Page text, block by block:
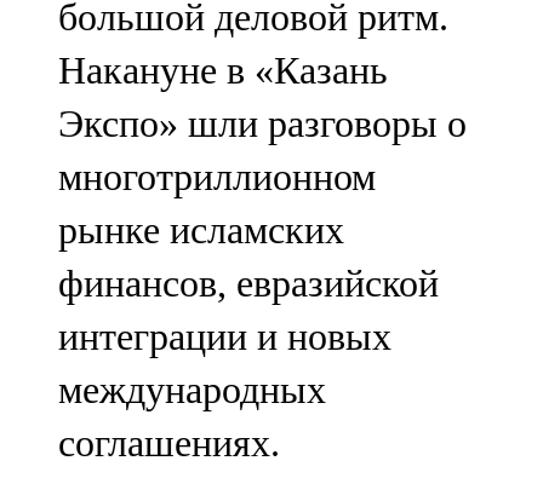
Түбән Кама
102,6 FM
Чирмешән
107,7 FM
Чистай
103,0 FM
Чүпрәле
91,0 FM
Шәмәрдән
большой деловой ритм.
Накануне в «Казань
Экспо» шли разговоры о
многотриллионном
рынке исламских
финансов, евразийской
интеграции и новых
международных
соглашениях.